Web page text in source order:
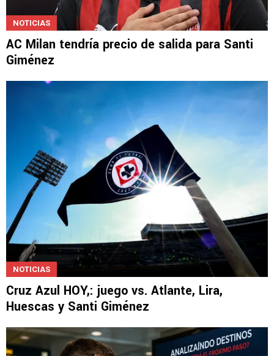
AC Milan tendría precio de salida para Santi
Cruz Azul HOY,: juego vs. Atlante, Lira,